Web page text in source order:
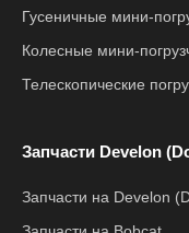
Гусеничные мини-
Колесные мини-
Телескопические
Запчасти Develon
Запчасти на Develon